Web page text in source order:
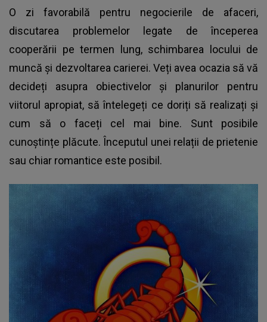
O zi favorabilă pentru negocierile de afaceri,
discutarea problemelor legate de începerea
cooperării pe termen lung, schimbarea locului de
muncă și dezvoltarea carierei. Veți avea ocazia să vă
decideți asupra obiectivelor și planurilor pentru
viitorul apropiat, să întelegeți ce doriți să realizați și
cum să o faceți cel mai bine. Sunt posibile
cunoștințe plăcute. Începutul unei relații de prietenie
sau chiar romantice este posibil.